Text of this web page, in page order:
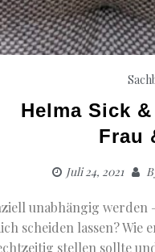
Helma Sick
Frau
Juli 24, 2021
unabhängig werden
scheiden lassen? Wie
stellen sollte